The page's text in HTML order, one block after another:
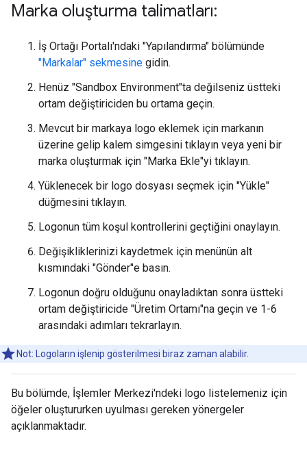
Marka oluşturma talimatları:
İş Ortağı Portalı'ndaki "Yapılandırma" bölümünde
"Markalar" sekmesine gidin.
Henüz "Sandbox Environment"ta değilseniz üstteki
ortam değiştiriciden bu ortama geçin.
Mevcut bir markaya logo eklemek için markanın
üzerine gelip kalem simgesini tıklayın veya yeni bir
marka oluşturmak için "Marka Ekle"yi tıklayın.
Yüklenecek bir logo dosyası seçmek için "Yükle"
düğmesini tıklayın.
Logonun tüm koşul kontrollerini geçtiğini onaylayın.
Değişikliklerinizi kaydetmek için menünün alt
kısmındaki "Gönder"e basın.
Logonun doğru olduğunu onayladıktan sonra üstteki
ortam değiştiricide "Üretim Ortamı"na geçin ve 1-6
arasındaki adımları tekrarlayın.
Not: Logoların işlenip gösterilmesi biraz zaman alabilir.
Bu bölümde, İşlemler Merkezi'ndeki logo listelemeniz için
öğeler oluştururken uyulması gereken yönergeler
açıklanmaktadır.